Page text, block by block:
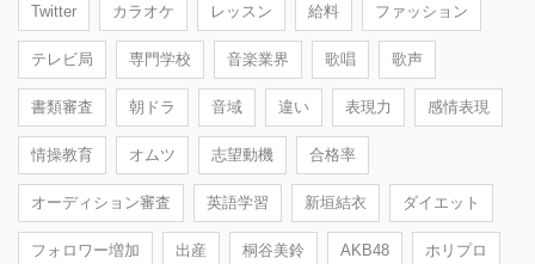
Twitter カラオケ レッスン 給料 ファッション
テレビ局 専門学校 音楽業界 歌唱 歌声
書類審査 朝ドラ 音域 違い 表現力 感情表現
情操教育 オムツ 志望動機 合格率
オーディション審査 英語学習 新垣結衣 ダイエット
フォロワー増加 出産 桐谷美鈴 AKB48 ホリプロ